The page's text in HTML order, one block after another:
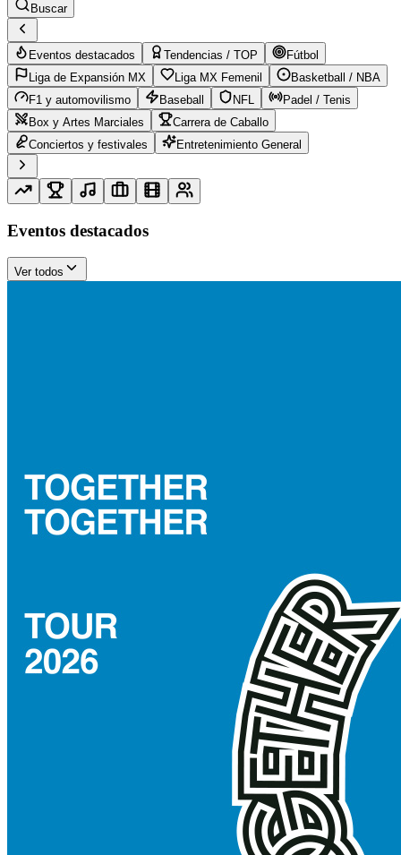
Buscar
Eventos destacados Tendencias / TOP
Fútbol
Liga de Expansión MX
Liga MX Femenil
Basketball / NBA
F1 y automovilismo
Baseball NFL
Padel / Tenis
Box y Artes Marciales
Carrera de Caballo
Conciertos y festivales
Entretenimiento General
Eventos destacados
Ver todos